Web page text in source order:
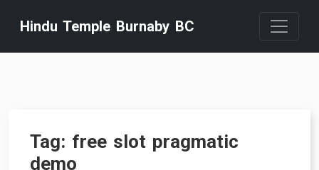
content
Hindu Temple Burnaby BC
Tag: free slot pragmatic
demo